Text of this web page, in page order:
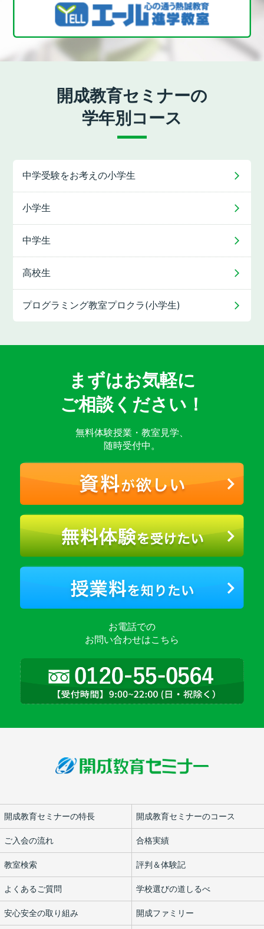
開成教育セミナーの
学年別コース
中学受験をお考えの小学生
小学生
中学生
高校生
プログラミング教室プロクラ(小学生)
まずはお気軽に
ご相談ください！
無料体験授業・教室見学、
随時受付中。
お電話での
お問い合わせはこちら
開成教育セミナーの特長 開成教育セミナーのコース
ご入会の流れ 合格実績
教室検索 評判＆体験記
よくあるご質問 学校選びの道しるべ
安心安全の取り組み 開成ファミリー